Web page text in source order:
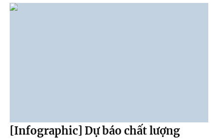
[Infographic] Dự báo chất lượng